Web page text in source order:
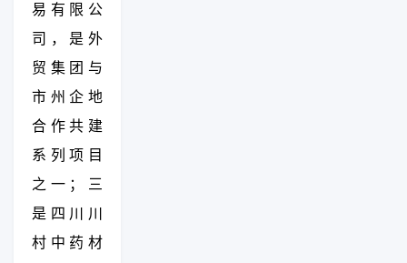
易有限公
司，是外
贸集团与
市州企地
合作共建
系列项目
之一；三
是四川川
村中药材